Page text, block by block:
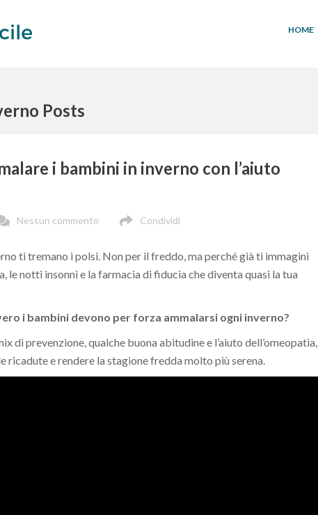
HOME
Posts
i bambini in inverno con l’aiuto
Nessun commento Condividi
ti tremano i polsi. Non per il freddo, ma perché già ti immagini
le notti insonni e la farmacia di fiducia che diventa quasi la tua
i bambini devono per forza ammalarsi ogni inverno?
di prevenzione, qualche buona abitudine e l’aiuto dell’omeopatia,
ricadute e rendere la stagione fredda molto più serena.